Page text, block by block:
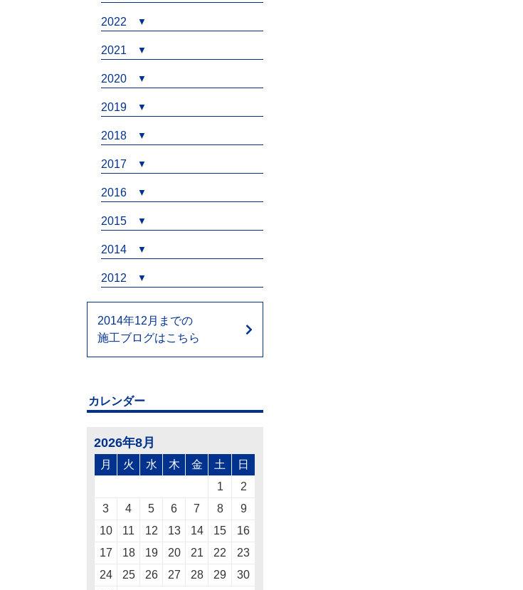
2022
2021
2020
2019
2018
2017
2016
2015
2014
2012
2014年12月までの
施工ブログはこちら
カレンダー
2026年8月
月 火 水 木 金 土 日
1
2
3
4 5 6 7 8
9
10
11 12 13 14 15
16
17
18 19 20 21 22
23
24
25 26 27 28 29
30